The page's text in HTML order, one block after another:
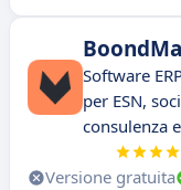
Software
per ESN,
consulenza
Versione gratuita